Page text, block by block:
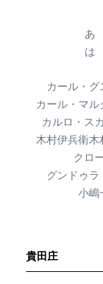
あ
は
カール・
カール・マル
カルロ・ス
木村伊兵衛木
クロ
グンドゥラ
小嶋
貴田庄